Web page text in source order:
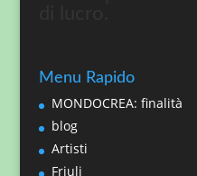
Menu Rapido
MONDOCREA: finalità
blog
Artisti
Friuli